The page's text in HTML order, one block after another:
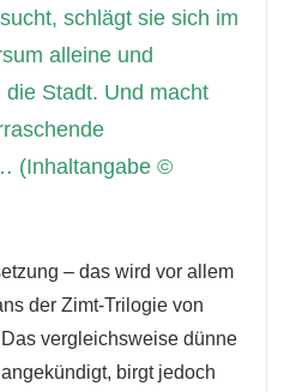
schlägt sie sich im
alleine und
die Stadt. Und macht
(Inhaltangabe ©
– das wird vor allem
der Zimt-Trilogie von
vergleichsweise dünne
birgt jedoch